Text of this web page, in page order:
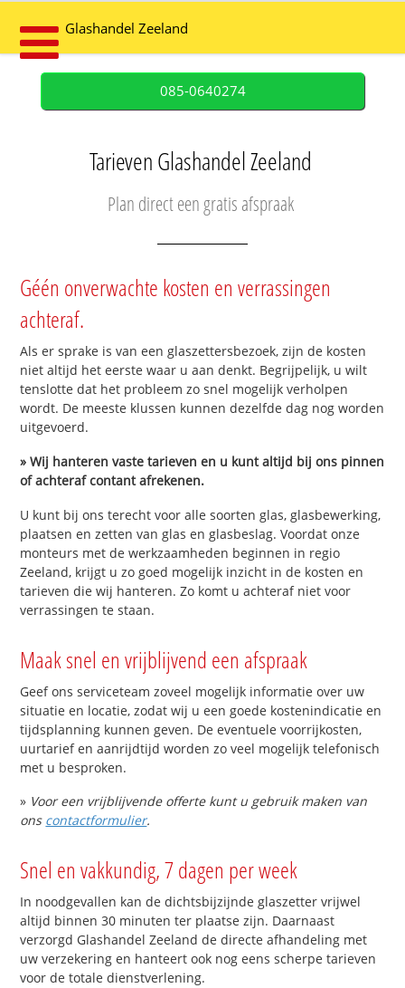
Glashandel Zeeland
085-0640274
Tarieven Glashandel Zeeland
Plan direct een gratis afspraak
Géén onverwachte kosten en verrassingen
achteraf.
Als er sprake is van een glaszettersbezoek, zijn de kosten
niet altijd het eerste waar u aan denkt. Begrijpelijk, u wilt
tenslotte dat het probleem zo snel mogelijk verholpen
wordt. De meeste klussen kunnen dezelfde dag nog worden
uitgevoerd.
» Wij hanteren vaste tarieven en u kunt altijd bij ons pinnen
of achteraf contant afrekenen.
U kunt bij ons terecht voor alle soorten glas, glasbewerking,
plaatsen en zetten van glas en glasbeslag. Voordat onze
monteurs met de werkzaamheden beginnen in regio
Zeeland, krijgt u zo goed mogelijk inzicht in de kosten en
tarieven die wij hanteren. Zo komt u achteraf niet voor
verrassingen te staan.
Maak snel en vrijblijvend een afspraak
Geef ons serviceteam zoveel mogelijk informatie over uw
situatie en locatie, zodat wij u een goede kostenindicatie en
tijdsplanning kunnen geven. De eventuele voorrijkosten,
uurtarief en aanrijdtijd worden zo veel mogelijk telefonisch
met u besproken.
» Voor een vrijblijvende offerte kunt u gebruik maken van
ons contactformulier.
Snel en vakkundig, 7 dagen per week
In noodgevallen kan de dichtsbijzijnde glaszetter vrijwel
altijd binnen 30 minuten ter plaatse zijn. Daarnaast
verzorgd Glashandel Zeeland de directe afhandeling met
uw verzekering en hanteert ook nog eens scherpe tarieven
voor de totale dienstverlening.